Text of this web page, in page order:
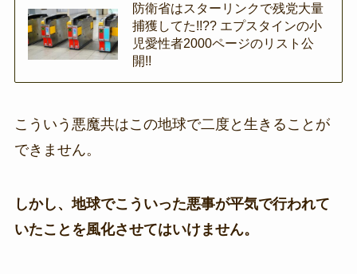
防衛省はスターリンクで残党大量
捕獲してた!!?? エプスタインの小
児愛性者2000ページのリスト公
開!!
こういう悪魔共はこの地球で二度と生きることが
できません。
しかし、地球でこういった悪事が平気で行われて
いたことを風化させてはいけません。